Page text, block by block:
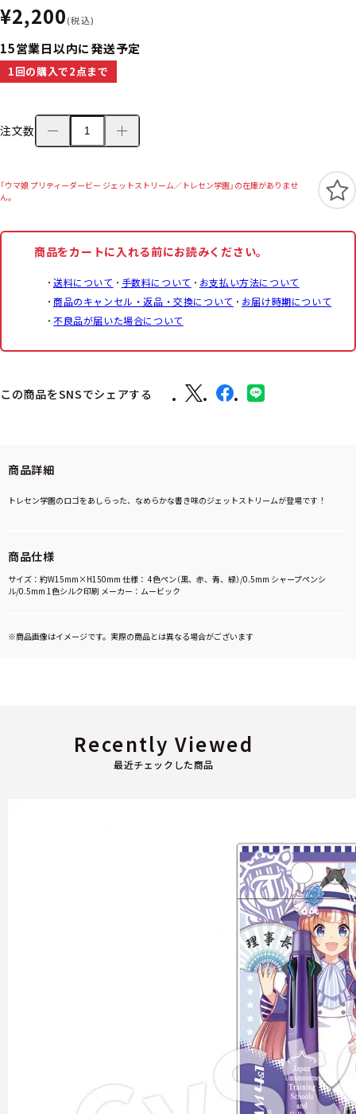
¥2,200(税込)
15営業日以内に発送予定
1回の購入で2点まで
注文数
「ウマ娘 プリティーダービー ジェットストリーム／トレセン学園」の在庫がありませ
ん。
商品をカートに入れる前にお読みください。
送料について 手数料について
お支払い方法について
商品のキャンセル・返品・交換について
お届け時期について
不良品が届いた場合について
この商品をSNSでシェアする
商品詳細
トレセン学園のロゴをあしらった、なめらかな書き味のジェットストリームが登場です！
商品仕様
サイズ：約W15mm×H150mm 仕様： 4色ペン（黒、赤、青、緑）/0.5mm シャープペンシ
ル/0.5mm 1色シルク印刷 メーカー：ムービック
※商品画像はイメージです。実際の商品とは異なる場合がございます
最近チェックした商品
Recently Viewed